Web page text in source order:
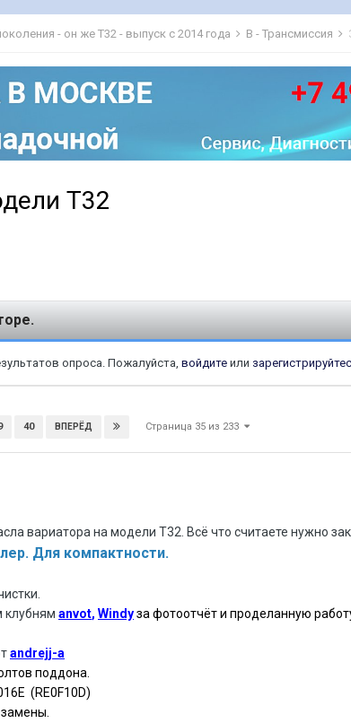
- он же Т32 - выпуск с 2014 года B - Трансмиссия
Т32
опроса. Пожалуйста, войдите или
40 ВПЕРЁД Страница 35 из 233
вариатора на модели Т32. Всё что считаете нужно
Для компактности.
anvot, Windyза фотоотчёт и проделанную
andrejj-a
поддона.
(RE0F10D)